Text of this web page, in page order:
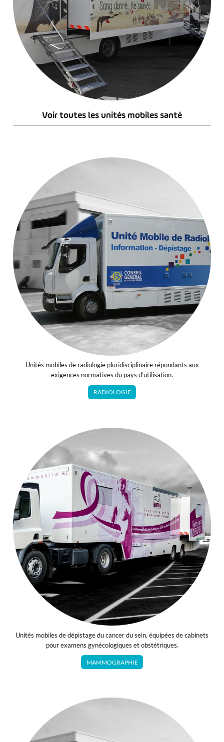
Voir toutes les unités mobiles santé
Unités mobiles de radiologie pluridisciplinaire répondants aux
exigences normatives du pays d’utilisation.
RADIOLOGIE
Unités mobiles de dépistage du cancer du sein, équipées de cabinets
pour examens gynécologiques et obstétriques.
MAMMOGRAPHIE